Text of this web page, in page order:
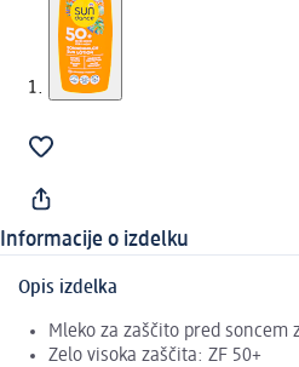
Informacije o izdelku
Opis izdelka
Mleko za zaščito pred soncem
Zelo visoka zaščita: ZF 50+